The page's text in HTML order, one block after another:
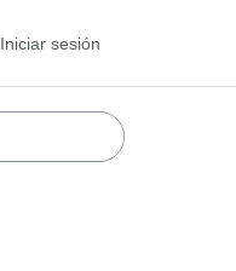
Iniciar sesión